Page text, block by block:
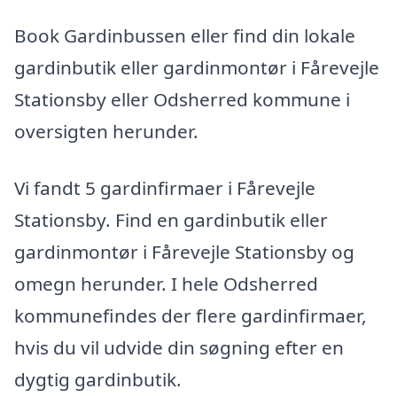
Book Gardinbussen eller find din lokale
gardinbutik eller gardinmontør i Fårevejle
Stationsby eller Odsherred kommune i
oversigten herunder.
Vi fandt 5 gardinfirmaer i Fårevejle
Stationsby. Find en gardinbutik eller
gardinmontør i Fårevejle Stationsby og
omegn herunder. I hele Odsherred
kommunefindes der flere gardinfirmaer,
hvis du vil udvide din søgning efter en
dygtig gardinbutik.